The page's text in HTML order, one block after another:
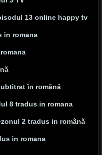
13 online happy tv
in romana
în română
8 tradus in romana
2 tradus in română
in romana